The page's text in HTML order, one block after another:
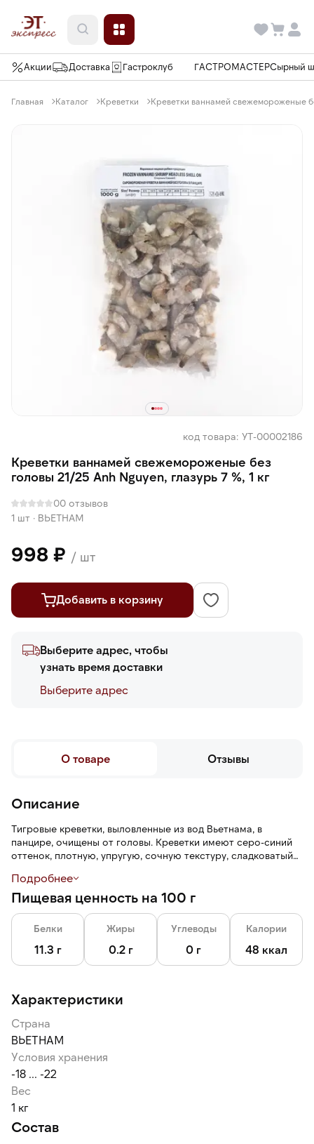
Акции Доставка Гастроклуб ГАСТРОМАСТЕРСырный
Главная Каталог Креветки Креветки ваннамей свежемороженые
код товара: УТ-00002186
Креветки ваннамей свежемороженые без
головы 21/25 Anh Nguyen, глазурь 7 %, 1 кг
00 отзывов
1 шт · ВЬЕТНАМ
998 ₽ / шт
Добавить в корзину
Выберите адрес, чтобы
узнать время доставки
Выберите адреc
О товаре Отзывы
Описание
Тигровые креветки, выловленные из вод Вьетнама, в
панцире, очищены от головы. Креветки имеют серо-синий
оттенок, плотную, упругую, сочную текстуру, сладковатый
Калибровка 21 / 25 означает, что в одном фунте содержится
от 21 до 25 креветок — крупный размер.
Глазурь 7 % защищает от воздействий окружающей среды:
заветривания, механических повреждений, помогает
сохранить свежесть и вкус на протяжении всего срока
Подробнее
Пищевая ценность на 100 г
Белки
11.3 г
Жиры
0.2 г
Углеводы
0 г
Калории
48 ккал
Характеристики
Страна
ВЬЕТНАМ
Условия хранения
-18 ... -22
Вес
1 кг
Состав